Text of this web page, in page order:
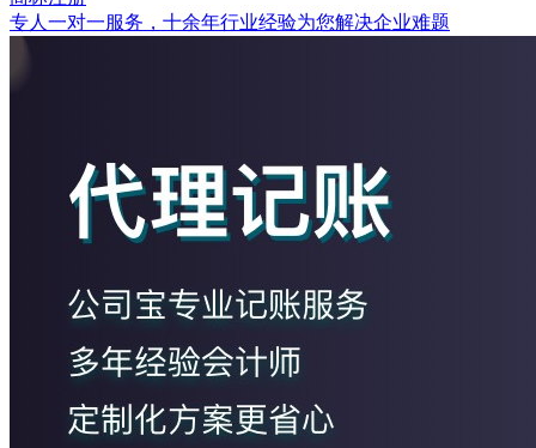
专人一对一服务，十余年行业经验为您解决企业难题